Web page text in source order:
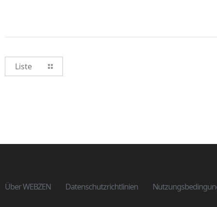
Liste
Über WEBZEN Datenschutzrichtlinien